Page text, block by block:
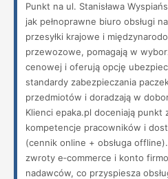
Punkt na ul. Stanisława
jak pełnoprawne biuro obsługi
przesyłki krajowe i
przewozowe, pomagają w
cenowej i oferują opcję
standardy zabezpieczania
przedmiotów i doradzają w
Klienci epaka.pl doceniają punkt
kompetencje pracowników i
(cennik online + obsługa
zwroty e‑commerce i konto
nadawców, co przyspiesza